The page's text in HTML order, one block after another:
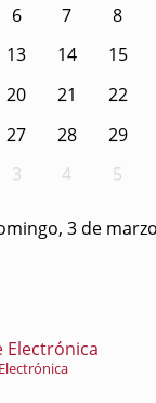
6 7 8
13 14 15
20 21 22
27 28 29
3 4 5
3 de
Electrónica